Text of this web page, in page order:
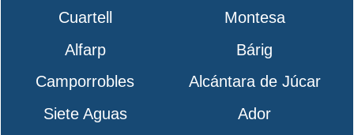
Cuartell
Montesa
Alfarp
Bárig
Camporrobles
Alcántara de Júcar
Siete Aguas
Ador